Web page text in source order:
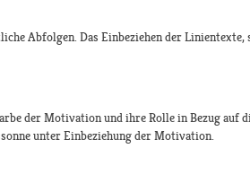
Abfolgen. Das Einbeziehen der
der Motivation und ihre Rolle in Bezug auf
unter Einbeziehung der Motivation.